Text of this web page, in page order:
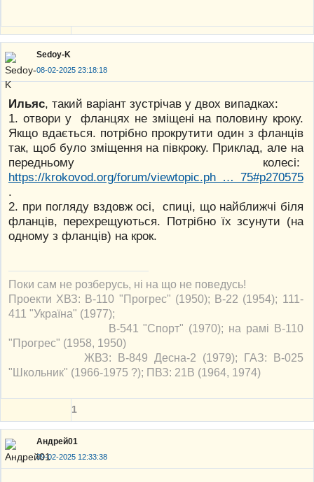
Sedoy-K
08-02-2025 23:18:18
Ильяс, такий варіант зустрічав у двох випадках:
1. отвори у фланцях не зміщені на половину кроку.
Якщо вдається. потрібно прокрутити один з фланців
так, щоб було зміщення на півкроку. Приклад, але на
передньому колесі:
https://krokovod.org/forum/viewtopic.ph … 75#p270575
.
2. при погляду вздовж осі, спиці, що найближчі біля
фланців, перехрещуються. Потрібно їх зсунути (на
одному з фланців) на крок.
Поки сам не розберусь, ні на що не поведусь!
Проекти ХВЗ: В-110 "Прогрес" (1950); В-22 (1954); 111-
411 "Україна" (1977);
В-541 "Спорт" (1970); на рамі В-110
"Прогрес" (1958, 1950)
ЖВЗ: В-849 Десна-2 (1979); ГАЗ: В-025
"Школьник" (1966-1975 ?); ПВЗ: 21В (1964, 1974)
1
Андрей01
09-02-2025 12:33:38